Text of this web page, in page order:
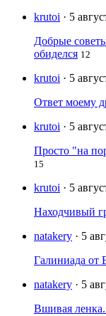
krutoi · 5
Добрые
обиделся 12
krutoi · 5
Ответ моему
krutoi · 5
Просто "на
15
krutoi · 5
Находчивый
natakery · 5
Галиниада
natakery · 5
Вшивая